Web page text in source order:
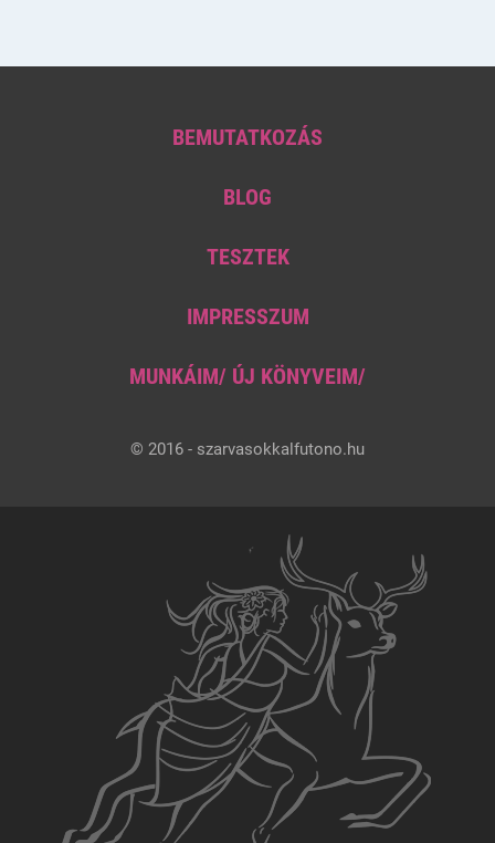
BEMUTATKOZÁS
BLOG
TESZTEK
IMPRESSZUM
MUNKÁIM/ ÚJ KÖNYVEIM/
© 2016 - szarvasokkalfutono.hu